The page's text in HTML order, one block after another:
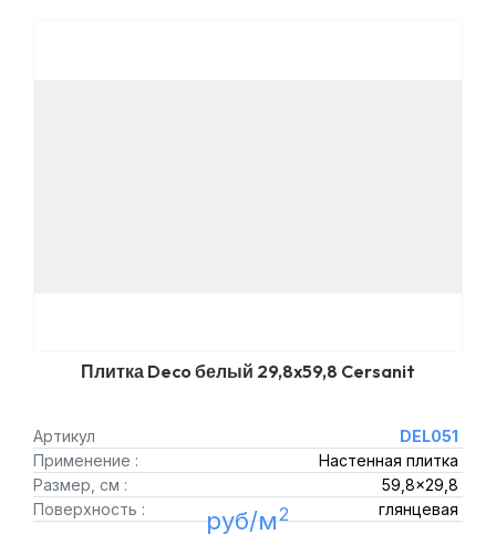
Плитка Deco белый 29,8x59,8 Cersanit
Артикул
DEL051
Применение :
Настенная плитка
Размер, см :
59,8x29,8
Поверхность :
глянцевая
руб/м2